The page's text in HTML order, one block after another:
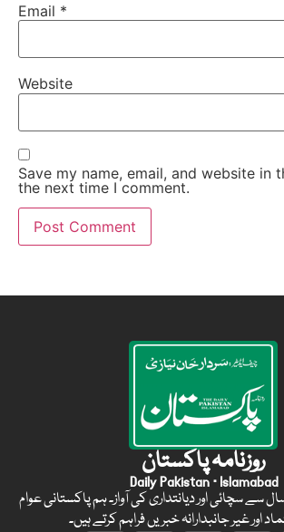
Email *
Website
Save my name, email, and website in
the next time I comment.
روزنامہ پاکستان
Daily Pakistan · Islamabad
پاکستان, 70 سال سے سچائی اور دیانتداری کی آواز۔ ہم پاکستانی عوام
اور غیر جانبدارانہ خبریں فراہم کرتے ہیں۔